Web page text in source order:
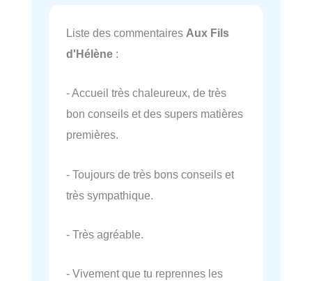
Liste des commentaires Aux Fils
d'Hélène :
- Accueil très chaleureux, de très
bon conseils et des supers matières
premières.
- Toujours de très bons conseils et
très sympathique.
- Très agréable.
- Vivement que tu reprennes les